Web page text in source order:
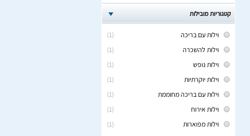
קטגוריות מובילות
(1)
וילות עם בריכה
(1)
וילות להשכרה
(1)
וילות נופש
(1)
וילות יוקרתיות
(1)
וילות עם בריכה מחוממת
(1)
וילות אירוח
(1)
וילות מפוארות